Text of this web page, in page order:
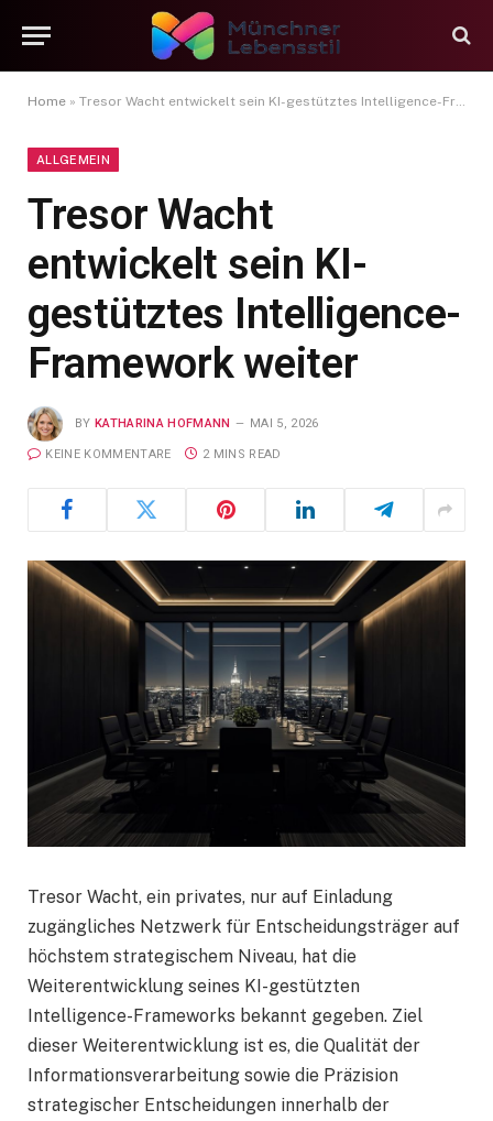
Home » Tresor Wacht entwickelt sein KI-gestütztes Intelligence-Framework weiter
ALLGEMEIN
Tresor Wacht
entwickelt sein KI-
gestütztes Intelligence-
Framework weiter
BY KATHARINA HOFMANN MAI 5, 2026
KEINE KOMMENTARE 2 MINS READ
Tresor Wacht, ein privates, nur auf Einladung
zugängliches Netzwerk für Entscheidungsträger auf
höchstem strategischem Niveau, hat die
Weiterentwicklung seines KI-gestützten
Intelligence-Frameworks bekannt gegeben. Ziel
dieser Weiterentwicklung ist es, die Qualität der
Informationsverarbeitung sowie die Präzision
strategischer Entscheidungen innerhalb der